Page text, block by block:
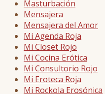
Masturbación
Mensajera
Mensajera del Amor
Mi Agenda Roja
Mi Closet Rojo
Mi Cocina Erótica
Mi Consultorio Rojo
Mi Eroteca Roja
Mi Rockola Erosónica